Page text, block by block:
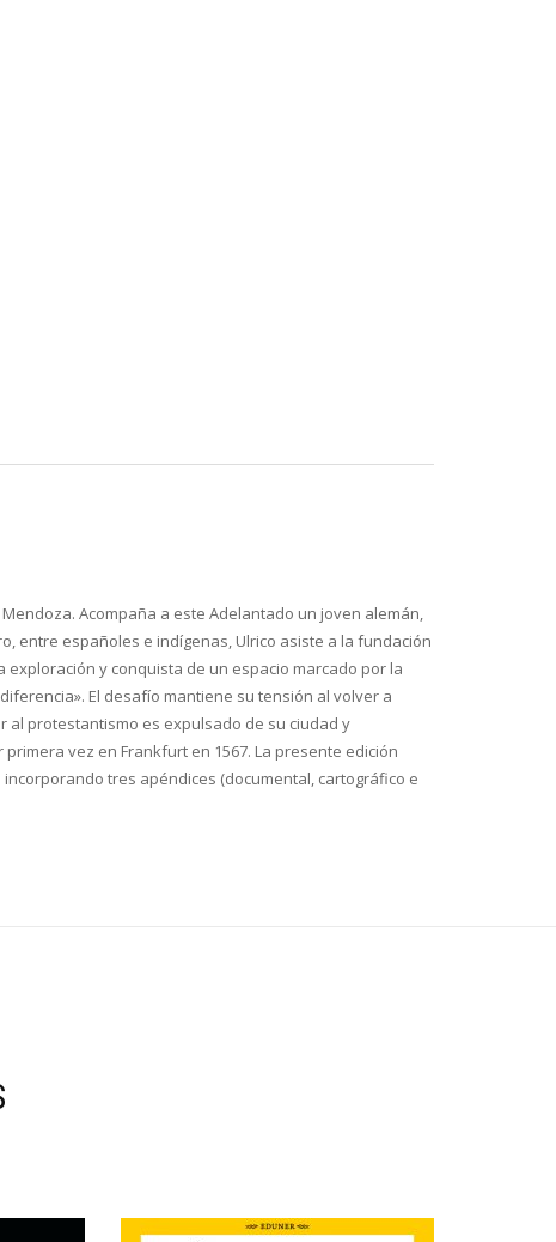
Acompaña a este Adelantado un joven alemán,
entre españoles e indígenas, Ulrico asiste a la fundación
y conquista de un espacio marcado por la
El desafío mantiene su tensión al volver a
al protestantismo es expulsado de su ciudad y
vez en Frankfurt en 1567. La presente edición
tres apéndices (documental, cartográfico e